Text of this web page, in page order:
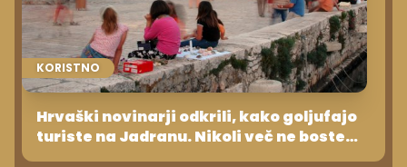
KORISTNO
Hrvaški novinarji odkrili, kako goljufajo
turiste na Jadranu. Nikoli več ne boste
naročili ocvrtih lignjev